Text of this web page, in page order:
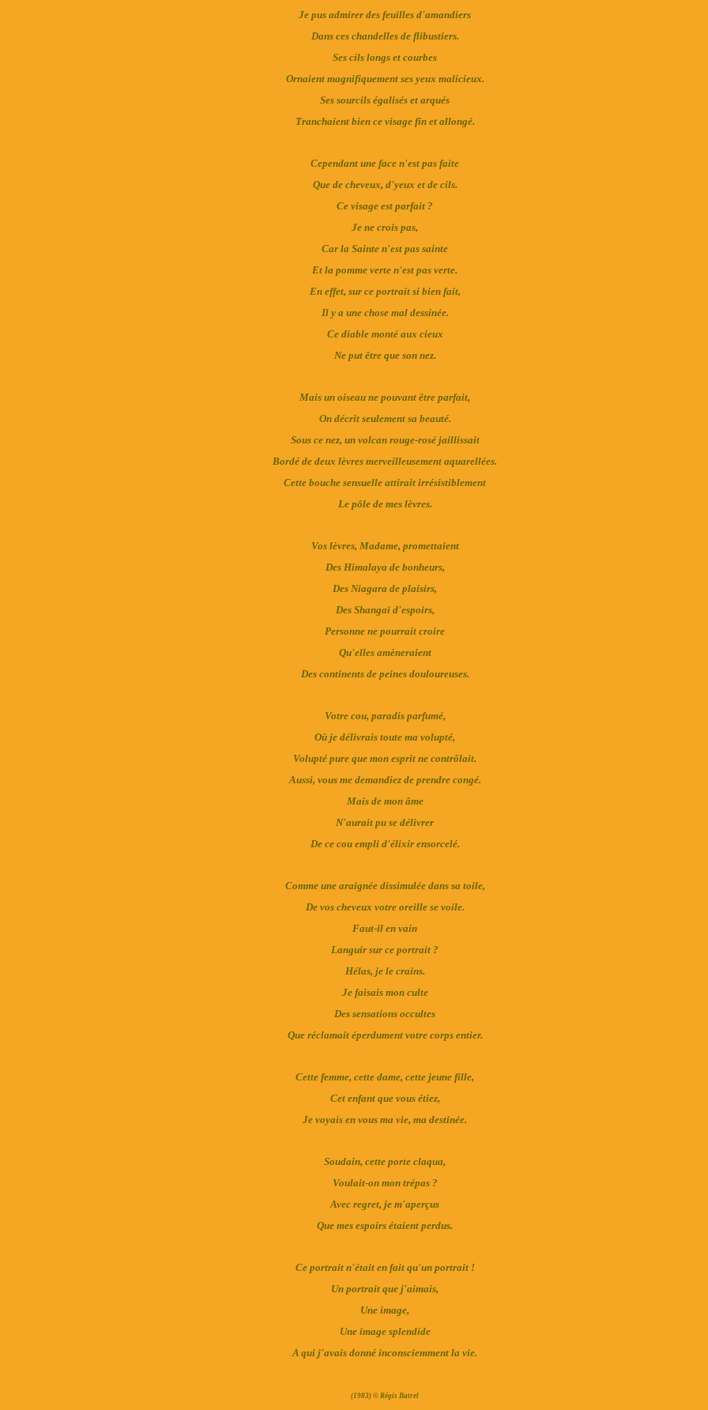
Je pus admirer des feuilles d'amandiers
Dans ces chandelles de flibustiers.
Ses cils longs et courbes
Ornaient magnifiquement ses yeux malicieux.
Ses sourcils égalisés et arqués
Tranchaient bien ce visage fin et allongé.
Cependant une face n'est pas faite
Que de cheveux, d'yeux et de cils.
Ce visage est parfait ?
Je ne crois pas,
Car la Sainte n'est pas sainte
Et la pomme verte n'est pas verte.
En effet, sur ce portrait si bien fait,
Il y a une chose mal dessinée.
Ce diable monté aux cieux
Ne put être que son nez.
Mais un oiseau ne pouvant être parfait,
On décrit seulement sa beauté.
Sous ce nez, un volcan rouge-rosé jaillissait
Bordé de deux lèvres merveilleusement aquarellées.
Cette bouche sensuelle attirait irrésistiblement
Le pôle de mes lèvres.
Vos lèvres, Madame, promettaient
Des Himalaya de bonheurs,
Des Niagara de plaisirs,
Des Shangaï d'espoirs,
Personne ne pourrait croire
Qu'elles amèneraient
Des continents de peines douloureuses.
Votre cou, paradis parfumé,
Où je délivrais toute ma volupté,
Volupté pure que mon esprit ne contrôlait.
Aussi, vous me demandiez de prendre congé.
Mais de mon âme
N'aurait pu se délivrer
De ce cou empli d'élixir ensorcelé.
Comme une araignée dissimulée dans sa toile,
De vos cheveux votre oreille se voile.
Faut-il en vain
Languir sur ce portrait ?
Hélas, je le crains.
Je faisais mon culte
Des sensations occultes
Que réclamait éperdument votre corps entier.
Cette femme, cette dame, cette jeune fille,
Cet enfant que vous étiez,
Je voyais en vous ma vie, ma destinée.
Soudain, cette porte claqua,
Voulait-on mon trépas ?
Avec regret, je m'aperçus
Que mes espoirs étaient perdus.
Ce portrait n'était en fait qu'un portrait !
Un portrait que j'aimais,
Une image,
Une image splendide
A qui j'avais donné inconsciemment la vie.
(1983) © Régis Batrel